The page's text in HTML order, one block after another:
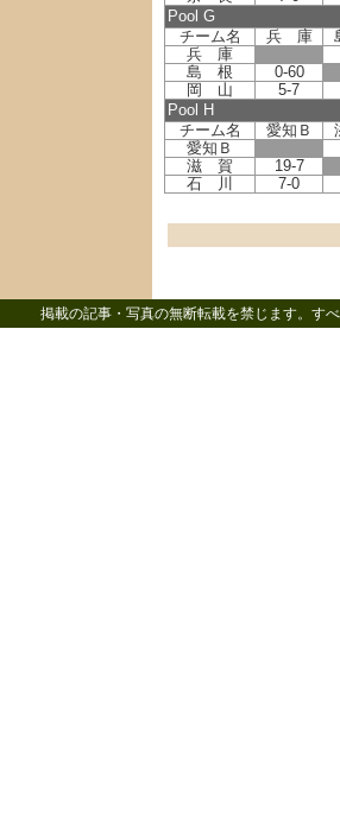
Pool G
チーム名
兵 庫
兵 庫
島 根
0-60
岡 山
5-7
Pool H
チーム名
愛知Ｂ
愛知Ｂ
滋 賀
19-7
石 川
7-0
掲載の記事・写真の無断転載を禁じます。す